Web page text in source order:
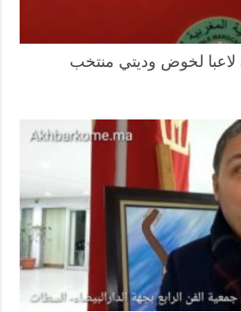
الركراكي يستدعي 30 لاعبا لخوض وديتي منتخب